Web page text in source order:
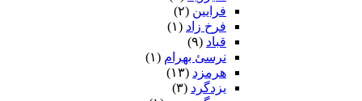
فرایین (۲)
فرخ زاد (۱)
قباد (۹)
نرسئ بهرام‏ (۱)
هرمزد (۱۳)
یزدگرد (۳)